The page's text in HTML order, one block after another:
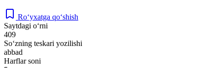
Ro‘yxatga qo‘shish
Saytdagi o‘rni
409
So‘zning teskari yozilishi
abbad
Harflar soni